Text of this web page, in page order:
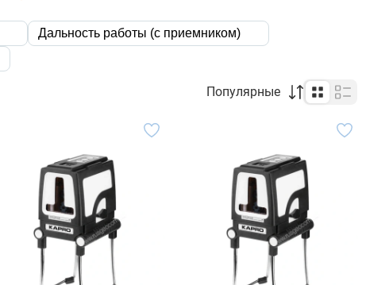
Дальность работы (с приемником)
Популярные